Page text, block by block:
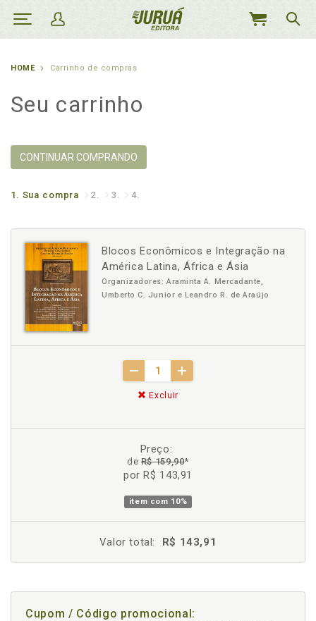
MEU
HOME Carrinho de compras
Seu carrinho
CONTINUAR COMPRANDO
1. Sua compra 2. 3. 4.
Blocos Econômicos e Integração na
América Latina, África e Ásia
Organizadores: Araminta A. Mercadante,
Umberto C. Junior e Leandro R. de Araújo
Excluir
Preço:
deR$ 159,90*
por R$ 143,91
item com 10%
Valor total: R$ 143,91
Cupom / Código promocional: